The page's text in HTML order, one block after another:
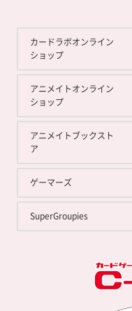
カードラボオンライン
ショップ
アニメイトオンライン
ショップ
アニメイトブックスト
ア
ゲーマーズ
SuperGroupies